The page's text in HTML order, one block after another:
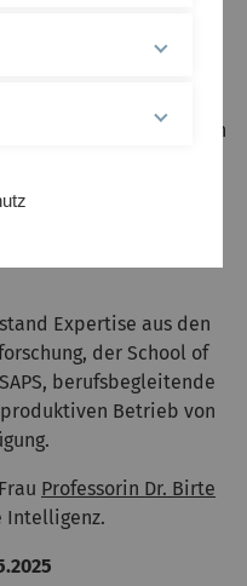
MSc Künstliche
die Heterogenität der
erarbeiteten KI-
sollen im
(von kompakten
bis hin zu
Akteuren in der
Dieses Angebot kann
Finanzierung der
Expertise aus den
der School of
berufsbegleitende
Betrieb von
Professorin Dr. Birte
Intelligenz.